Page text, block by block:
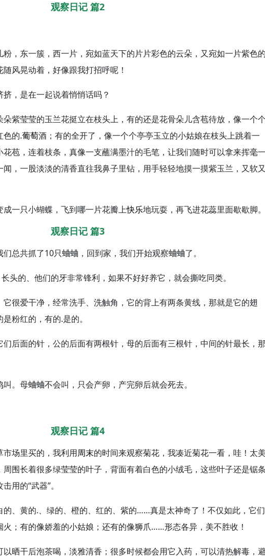
观察日记 篇2
，东一簇，西一片，宛如蓝天下的片片彩色的云朵，又宛如一片紫色
风晃动着，好像跟我打招呼呢！
，是在一起说着悄悄话吗？
紫莹莹的玉兰花挺立在枝头上，有的还是花骨朵儿含苞待放，像一个
色的.葡萄酒；有的全开了，像一个个亭亭玉立的小姑娘在枝头上跳着一
苞，连着枝条，真像一支蘸满墨汁的毛笔，让我们随时可以拿来挥毫
，一股淡淡的清香直往我鼻子里钻，用手轻轻地摸一摸紫玉兰，又软
成一只小蝴蝶，飞到哪一片花瓣上快乐地玩耍，再飞进花蕊里面歇歇脚
观察日记 篇3
总共抓了10只蛐蛐，回到家，我们开始观察蛐蛐了。
头的、他们的牙非常锋利，如果不好好养它，就会撕吃同类。
很爱干净，经常洗手、洗触角，它的背上有两条黄线，那就是它的翅
粉红的，有的.是的。
后面的针，公的后面有两根针，母的后面有三根针，中间的针最长，
。母蛐蛐不会叫，只会产卵，产完卵后就会死去。
观察日记 篇4
市场里买的，我利用周末的时间来观察菊花，我凑近菊花一看，哇！太
围长着很多绿莹莹的叶子，背面有着白色的小绒毛，这些叶子还是锯
用的“武器”。
的、黄的.、绿的、橙的、红的、紫的……真是太神奇了！不仅如此，它们
；有的像娇羞的小姑娘；还有的像狮爪……形态各异，美不胜收！
晒干后泡茶喝，淡雅清香；很多时候都会用它入药，可以清热解毒，